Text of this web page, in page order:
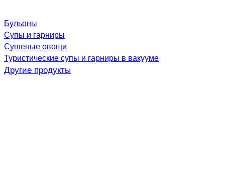
Бульоны
Супы и гарниры
Сушеные овощи
Туристические супы и гарниры в вакууме
Другие продукты